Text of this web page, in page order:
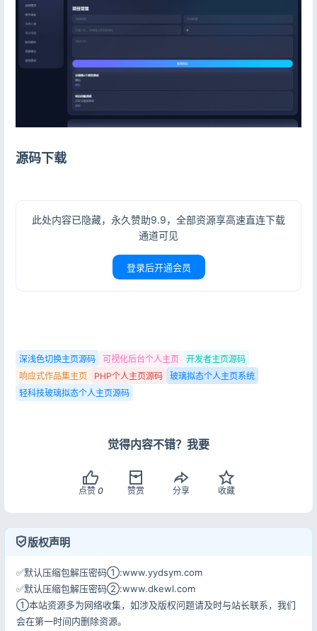
源码下载
此处内容已隐藏，永久赞助9.9，全部资源享高速直连下载
通道可见
登录后开通会员
深浅色切换主页源码 可视化后台个人主页
开发者主页源码
响应式作品集主页
PHP个人主页源码
玻璃拟态个人主页系统
轻科技玻璃拟态个人主页源码
觉得内容不错？我要
点赞 0 赞赏 分享 收藏
版权声明
✅默认压缩包解压密码①:www.yydsym.com
✅默认压缩包解压密码②:www.dkewl.com
①本站资源多为网络收集，如涉及版权问题请及时与站长联系，我们
会在第一时间内删除资源。
没有账号？立即注册
记住登录
登录